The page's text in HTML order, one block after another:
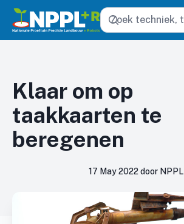
Zoeken
Klaar om op
taakkaarten te
beregenen
17 May 2022 door NPPL